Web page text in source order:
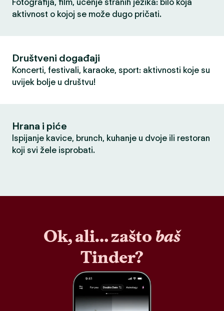
Fotografija, film, učenje stranih jezika: bilo koja
aktivnost o kojoj se može dugo pričati.
Društveni događaji
Koncerti, festivali, karaoke, sport: aktivnosti koje su
uvijek bolje u društvu!
Hrana i piće
Ispijanje kavice, brunch, kuhanje u dvoje ili restoran
koji svi žele isprobati.
Ok, ali… zašto baš
Tinder?